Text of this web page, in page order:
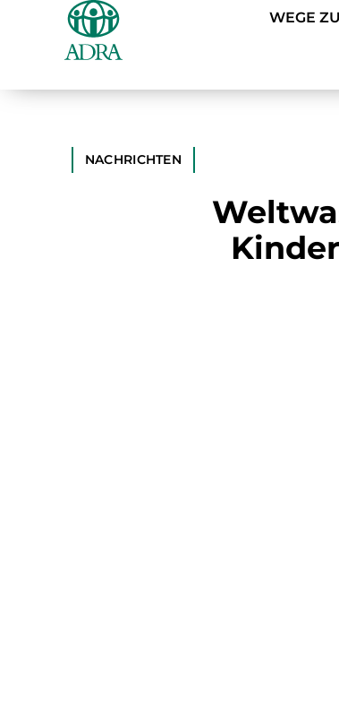
WEGE
NACHRICHTEN